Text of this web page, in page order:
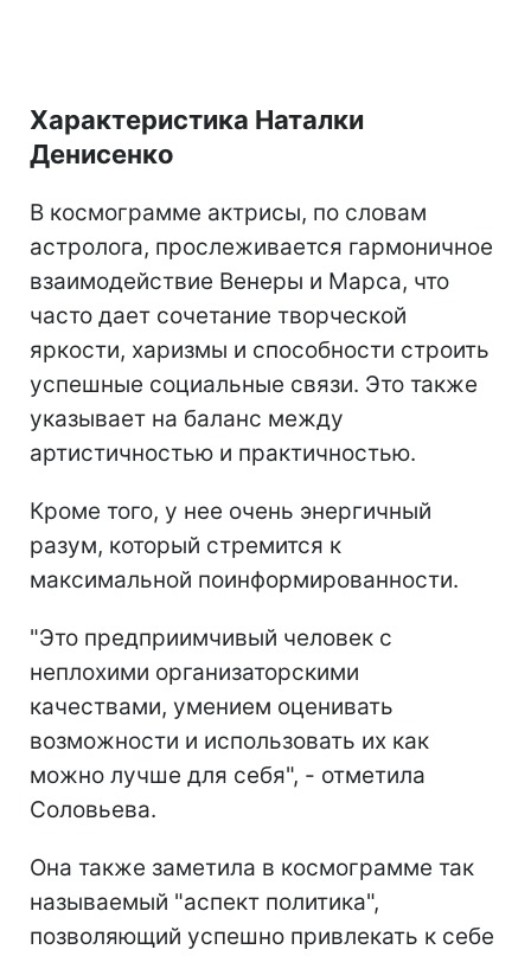
Характеристика Наталки
Денисенко
В космограмме актрисы, по словам
астролога, прослеживается гармоничное
взаимодействие Венеры и Марса, что
часто дает сочетание творческой
яркости, харизмы и способности строить
успешные социальные связи. Это также
указывает на баланс между
артистичностью и практичностью.
Кроме того, у нее очень энергичный
разум, который стремится к
максимальной поинформированности.
"Это предприимчивый человек с
неплохими организаторскими
качествами, умением оценивать
возможности и использовать их как
можно лучше для себя", - отметила
Соловьева.
Она также заметила в космограмме так
называемый "аспект политика",
позволяющий успешно привлекать к себе